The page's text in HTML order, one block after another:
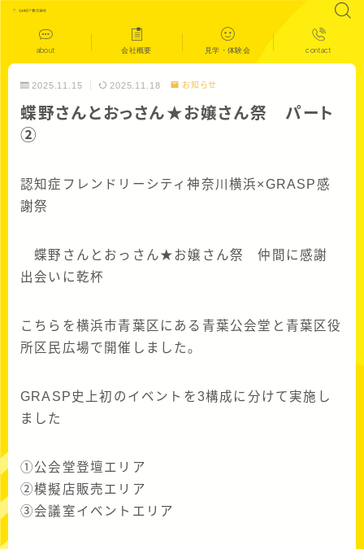
about 会社概要 見学・体験会 contact
2025.11.15 2025.11.18 お知らせ
蝶野さんとおっさん★お嬢さん祭 パート
➁
認知症フレンドリーシティ神奈川横浜×GRASP感
謝祭
蝶野さんとおっさん★お嬢さん祭 仲間に感謝
出会いに乾杯
こちらを横浜市青葉区にある青葉公会堂と青葉区役
所区民広場で開催しました。
GRASP史上初のイベントを3構成に分けて実施し
ました
➀公会堂登壇エリア
➁模擬店販売エリア
➂会議室イベントエリア